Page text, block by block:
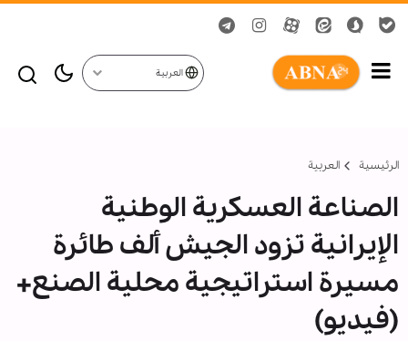
العربية
الرئيسية العربیة
الصناعة العسكرية الوطنية
الإيرانية تزود الجيش ألف طائرة
مسيرة استراتيجية محلية الصنع+
(فيديو)